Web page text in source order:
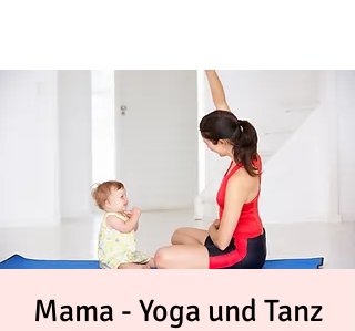
Mama - Yoga und Tanz